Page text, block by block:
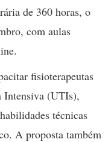
de 360 horas, o
com aulas
fisioterapeutas
Intensiva (UTIs),
técnicas
A proposta também